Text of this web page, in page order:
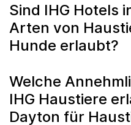
Sind IHG Hotels
Arten von
Hunde erlaubt?
Welche
IHG Haustiere
Dayton für